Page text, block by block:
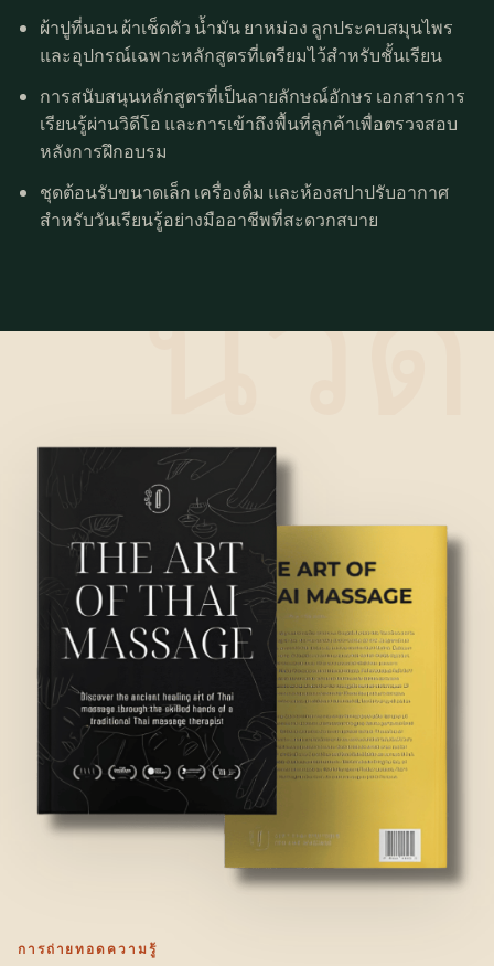
ผ้าปูที่นอน ผ้าเช็ดตัว น้ำมัน ยาหม่อง ลูกประคบสมุนไพร
และอุปกรณ์เฉพาะหลักสูตรที่เตรียมไว้สำหรับชั้นเรียน
การสนับสนุนหลักสูตรที่เป็นลายลักษณ์อักษร เอกสารการ
เรียนรู้ผ่านวิดีโอ และการเข้าถึงพื้นที่ลูกค้าเพื่อตรวจสอบ
หลังการฝึกอบรม
ชุดต้อนรับขนาดเล็ก เครื่องดื่ม และห้องสปาปรับอากาศ
สำหรับวันเรียนรู้อย่างมืออาชีพที่สะดวกสบาย
การถ่ายทอดความรู้